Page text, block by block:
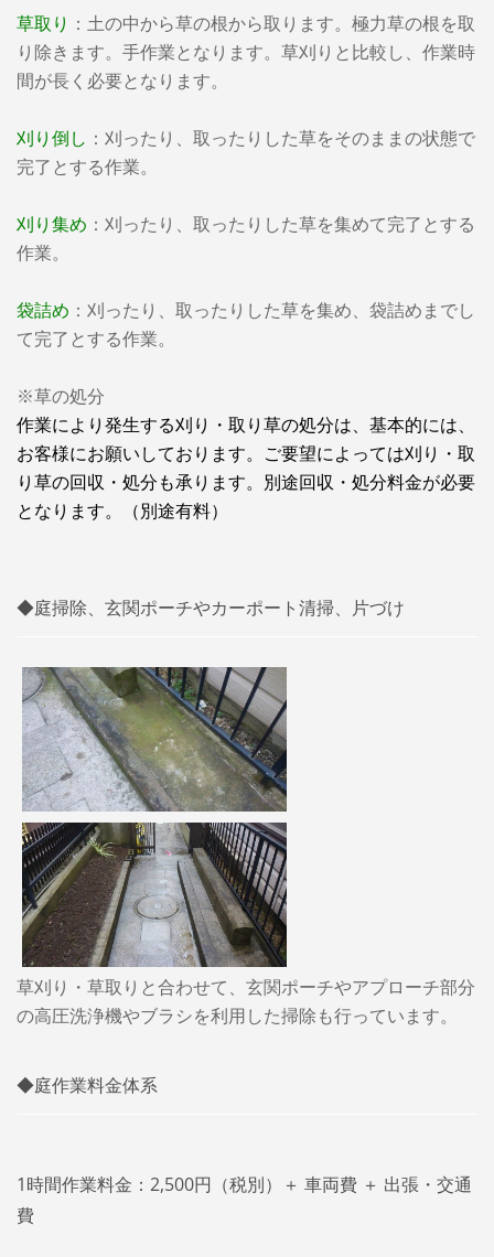
草取り ：土の中から草の根から取ります。極力草の根を取
り除きます。手作業となります。草刈りと比較し、作業時
間が長く必要となります。
刈り倒し ：刈ったり、取ったりした草をそのままの状態で
完了とする作業。
刈り集め ：刈ったり、取ったりした草を集めて完了とする
作業。
袋詰め ：刈ったり、取ったりした草を集め、袋詰めまでし
て完了とする作業。
※草の処分
作業により発生する刈り・取り草の処分は、基本的には、
お客様にお願いしております。ご要望によっては刈り・取
り草の回収・処分も承ります。別途回収・処分料金が必要
となります。（別途有料）
◆庭掃除、玄関ポーチやカーポート清掃、片づけ
草刈り・草取りと合わせて、玄関ポーチやアプローチ部分
の高圧洗浄機やブラシを利用した掃除も行っています。
◆庭作業料金体系
1時間作業料金：2,500円（税別）＋ 車両費 ＋ 出張・交通
費